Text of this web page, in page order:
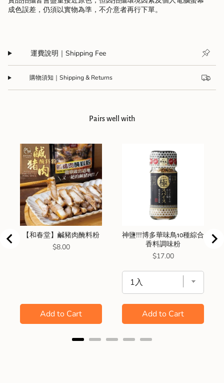
成色誤差，仍須以實物為準，不介意者再行下單。
運費說明｜Shipping Fee
購物須知｜Shipping & Returns
Pairs well with
【和春堂】鹹豬肉醃料粉
Price
$8.00
Add to Cart
神鹽!!!博多華味鳥10種綜合
香料調味粉
Price
$17.00
Add to Cart